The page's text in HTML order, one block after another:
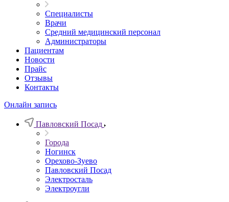
Специалисты
Врачи
Средний медицинский персонал
Администраторы
Пациентам
Новости
Прайс
Отзывы
Контакты
Онлайн запись
Павловский Посад
Города
Ногинск
Орехово-Зуево
Павловский Посад
Электросталь
Электроугли